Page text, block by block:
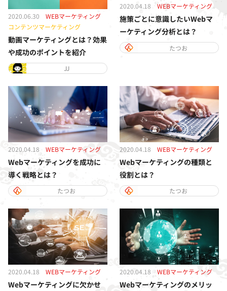
2020.06.30
WEBマーケティング
コンテンツマーケティング
動画マーケティングとは？効果
や成功のポイントを紹介
JJ
2020.04.18 WEBマーケティング
施策ごとに意識したいWebマ
ーケティング分析とは？
たつお
2020.04.18 WEBマーケティング
Webマーケティングを成功に
導く戦略とは？
たつお
2020.04.18 WEBマーケティング
Webマーケティングの種類と
役割とは？
たつお
2020.04.18 WEBマーケティング
Webマーケティングに欠かせ
2020.04.18 WEBマーケティング
Webマーケティングのメリッ